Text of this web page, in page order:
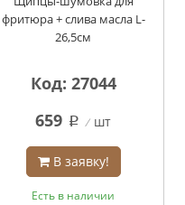
фритюра + слива масла L-
26,5см
Код: 27044
659 q шт
В заявку!
Есть в наличии